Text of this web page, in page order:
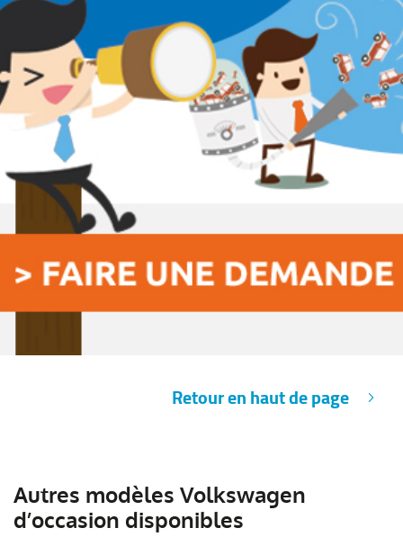
Retour en haut de page
Autres modèles Volkswagen
d’occasion disponibles